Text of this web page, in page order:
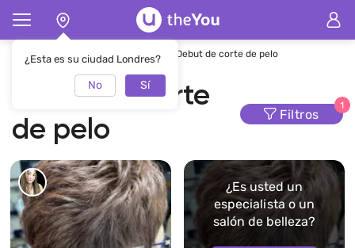
¿Esta es su ciudad Londres?
No Sí
Página de inicio Cortes de pelo Debut de corte de pelo
Debut de corte
de pelo
Filtros
1
¿Es usted un
especialista o un
salón de belleza?